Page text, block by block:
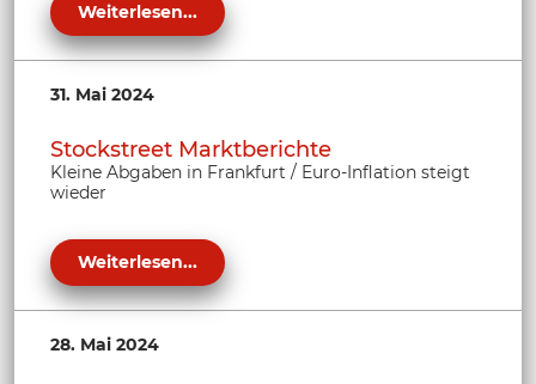
Weiterlesen...
31. Mai 2024
Stockstreet Marktberichte
Kleine Abgaben in Frankfurt / Euro-Inflation steigt
wieder
Weiterlesen...
28. Mai 2024